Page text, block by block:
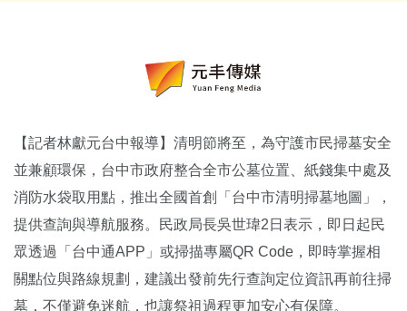
【記者林獻元台中報導】清明節將至，為守護市民掃墓安全
並兼顧環保，台中市政府整合全市公墓位置、紙錢集中處及
消防水袋取用點，推出全國首創「台中市清明掃墓地圖」，
提供查詢與導航服務。民政局長吳世瑋2日表示，即日起民
眾透過「台中通APP」或掃描專屬QR Code，即時掌握相
關點位與路線規劃，建議出發前先行查詢定位資訊再前往掃
墓，不僅避免迷航，也讓祭祖過程更加安心有保障。